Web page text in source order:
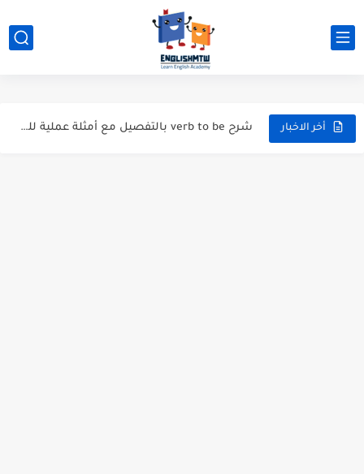
أخر الاخبار
modal verbs بالانجليزي: قواعد الاستخدام مع أمثلة
قواعد اللغة الانجليزية كاملة pdf للمبتدئين مجاناً